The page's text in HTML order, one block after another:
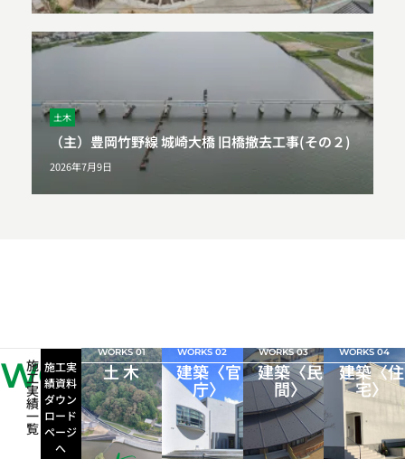
土木
（主）豊岡竹野線 城崎大橋 旧橋撤去工事(その２)
2026年7月9日
WORKS
施
工
実
績
一
覧
施工実
績資料
ダウン
ロード
ページ
へ
WORKS 01
土 木
WORKS 02
建築〈官
庁〉
WORKS 03
建築〈民
間〉
WORKS 04
建築〈住
宅〉